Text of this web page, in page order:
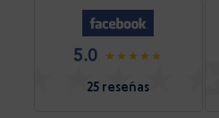
5.0
25 reseñas